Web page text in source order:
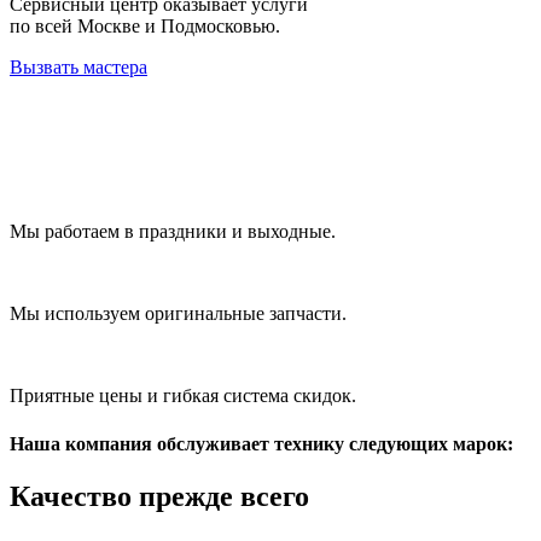
Сервисный центр оказывает услуги
по всей Москве и Подмосковью.
Вызвать мастера
Мы работаем в праздники и выходные.
Мы используем оригинальные запчасти.
Приятные цены и гибкая система скидок.
Наша компания обслуживает технику следующих марок:
Качество прежде всего